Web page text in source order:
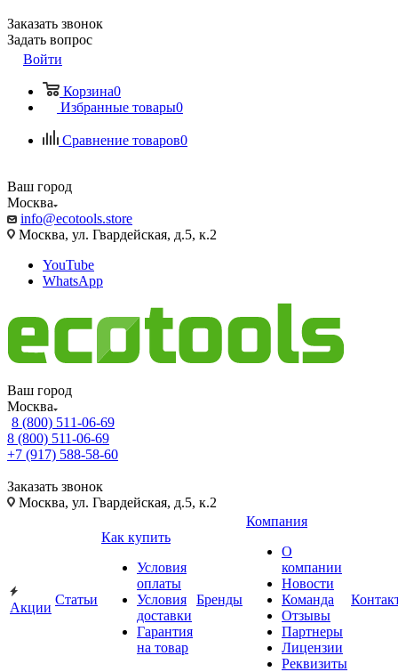
Заказать звонок
Задать вопрос
Войти
Корзина0
Избранные товары0
Сравнение товаров0
Ваш город
Москва
info@ecotools.store
Москва, ул. Гвардейская, д.5, к.2
YouTube
WhatsApp
Ваш город
Москва
8 (800) 511-06-69
8 (800) 511-06-69
+7 (917) 588-58-60
Заказать звонок
Москва, ул. Гвардейская, д.5, к.2
Акции
Статьи
Как купить
Условия
оплаты
Условия
доставки
Гарантия
на товар
Бренды
Компания
О
компании
Новости
Команда
Отзывы
Партнеры
Лицензии
Реквизиты